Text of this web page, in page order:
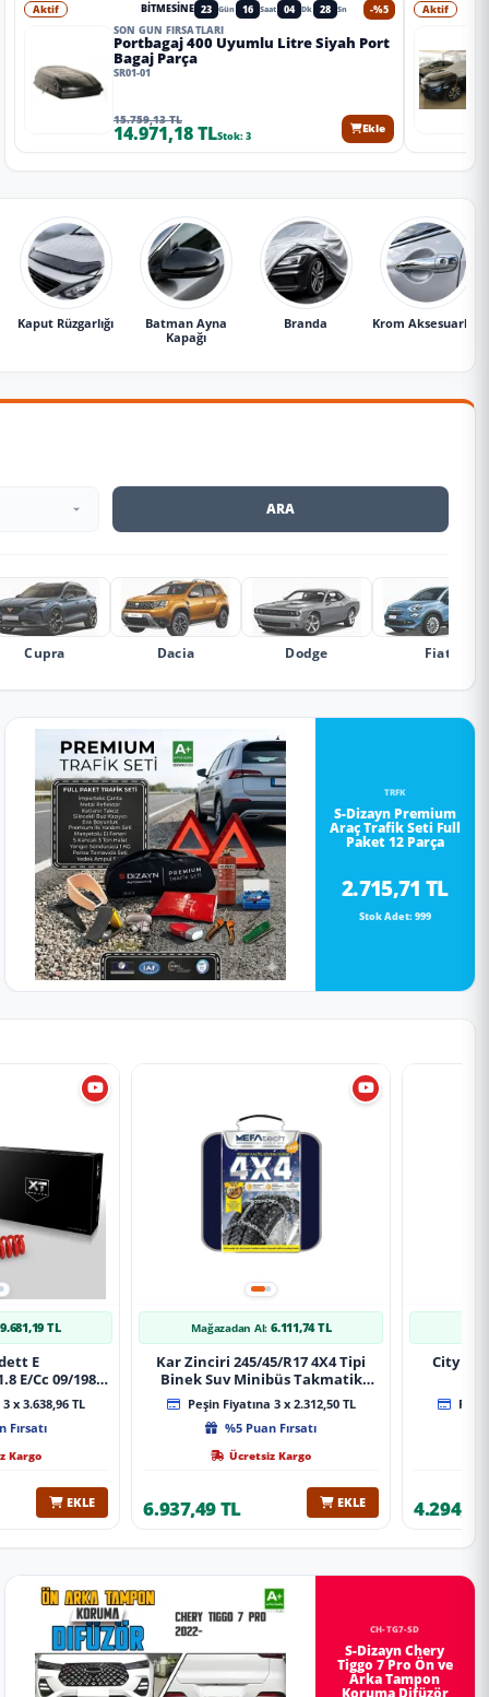
-%5
Aktif BITMESINE 23 Gün 16 Saat 04 Dk 26 Sn
SON GÜN FIRSATLARI
Portbagaj 400 Uyumlu Litre Siyah Port
Bagaj Parça
SR01-01
15.759,13 TL
14.971,18 TLStok: 3
Ekle
Aktif
Kaput Rüzgarlığı
Batman Ayna
Kapağı
Branda Krom Aksesuarlar
ARA
Cupra Dacia Dodge Fiat
TRFK
S-Dizayn Premium
Araç Trafik Seti Full
Paket 12 Parça
2.715,71 TL
Stok Adet: 999
9.681,19 TL
E
E/Cc 09/1984-
Spor Yay
x 3.638,96 TL
Fırsatı
Kargo
EKLE
Mağazadan Al: 6.111,74 TL
Kar Zinciri 245/45/R17 4X4 Tipi
Binek Suv Minibüs Takmatik
Kolay Montaj
Peşin Fiyatına 3 x 2.312,50 TL
%5 Puan Fırsatı
Ücretsiz Kargo
6.937,49 TL EKLE
City
CH-TG7-SD
S-Dizayn Chery
Tiggo 7 Pro Ön ve
Arka Tampon
Koruma Difüzör